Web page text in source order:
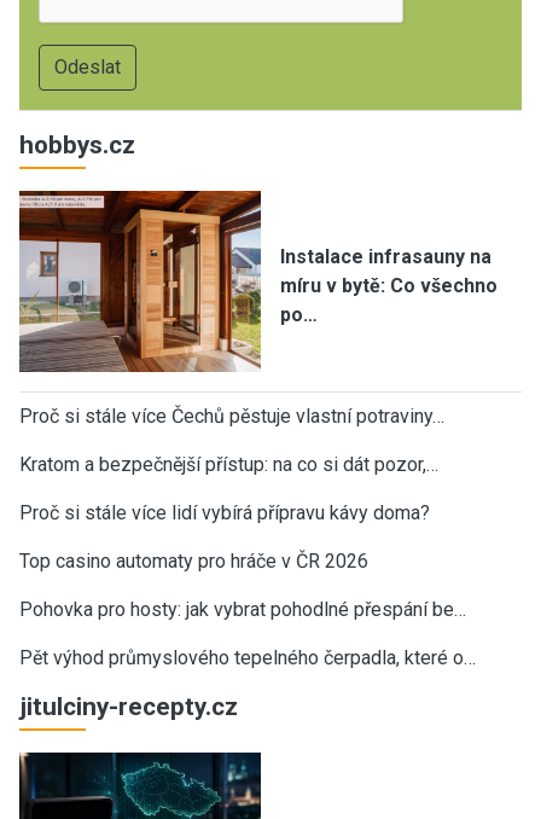
hobbys.cz
Instalace infrasauny na
míru v bytě: Co všechno
po…
Proč si stále více Čechů pěstuje vlastní potraviny…
Kratom a bezpečnější přístup: na co si dát pozor,…
Proč si stále více lidí vybírá přípravu kávy doma?
Top casino automaty pro hráče v ČR 2026
Pohovka pro hosty: jak vybrat pohodlné přespání be…
Pět výhod průmyslového tepelného čerpadla, které o…
jitulciny-recepty.cz